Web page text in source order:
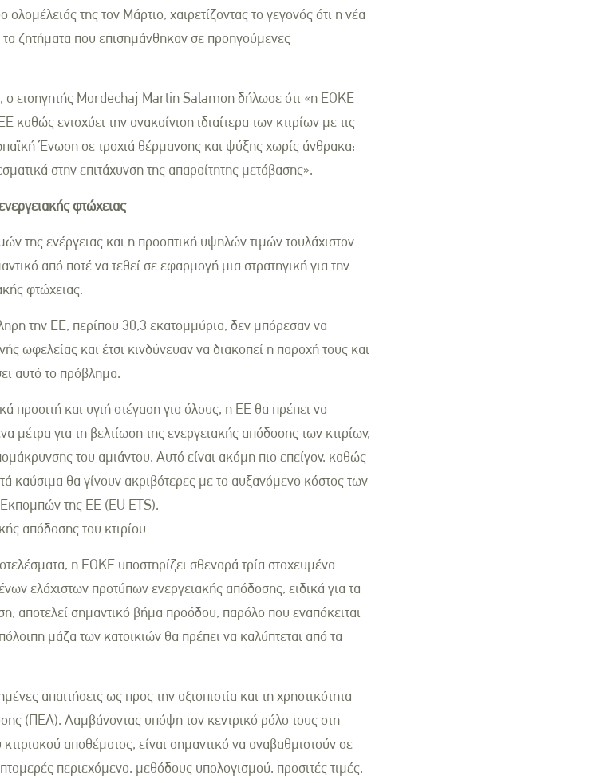
της τον Μάρτιο, χαιρετίζοντας το γεγονός ότι η νέα
ζητήματα που επισημάνθηκαν σε προηγούμενες
ο εισηγητής Mordechaj Martin Salamon δήλωσε ότι «η ΕΟΚΕ
καθώς ενισχύει την ανακαίνιση ιδιαίτερα των κτιρίων με τις
Ένωση σε τροχιά θέρμανσης και ψύξης χωρίς άνθρακα:
στην επιτάχυνση της απαραίτητης μετάβασης».
φτώχειας
της ενέργειας και η προοπτική υψηλών τιμών τουλάχιστον
από ποτέ να τεθεί σε εφαρμογή μια στρατηγική για την
φτώχειας.
την ΕΕ, περίπου 30,3 εκατομμύρια, δεν μπόρεσαν να
ωφελείας και έτσι κινδύνευαν να διακοπεί η παροχή τους και
αυτό το πρόβλημα.
προσιτή και υγιή στέγαση για όλους, η ΕΕ θα πρέπει να
για τη βελτίωση της ενεργειακής απόδοσης των κτιρίων,
του αμιάντου. Αυτό είναι ακόμη πιο επείγον, καθώς
καύσιμα θα γίνουν ακριβότερες με το αυξανόμενο κόστος των
της ΕΕ (EU ETS).
απόδοσης του κτιρίου
η ΕΟΚΕ υποστηρίζει σθεναρά τρία στοχευμένα
ελάχιστων προτύπων ενεργειακής απόδοσης, ειδικά για τα
αποτελεί σημαντικό βήμα προόδου, παρόλο που εναπόκειται
μάζα των κατοικιών θα πρέπει να καλύπτεται από τα
απαιτήσεις ως προς την αξιοπιστία και τη χρηστικότητα
(ΠΕΑ). Λαμβάνοντας υπόψη τον κεντρικό ρόλο τους στη
αποθέματος, είναι σημαντικό να αναβαθμιστούν σε
περιεχόμενο, μεθόδους υπολογισμού, προσιτές τιμές,